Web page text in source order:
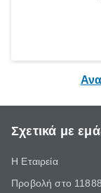
οδηγών και
Σχετικά με
Η Εταιρεία
Προβολή στο